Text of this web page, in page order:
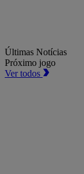
Últimas Notícias
Próximo jogo
Ver todos